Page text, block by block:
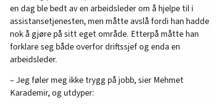
en dag ble bedt av en arbeidsleder om å hjelpe til i
assistansetjenesten, men måtte avslå fordi han hadde
nok å gjøre på sitt eget område. Etterpå måtte han
forklare seg både overfor driftssjef og enda en
arbeidsleder.
– Jeg føler meg ikke trygg på jobb, sier Mehmet
Karademir, og utdyper: